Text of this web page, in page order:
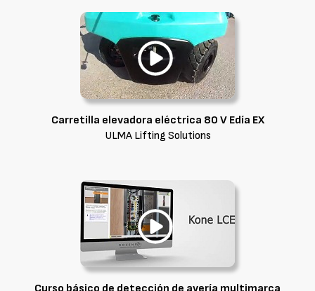
Carretilla elevadora eléctrica 80 V Edía EX
ULMA Lifting Solutions